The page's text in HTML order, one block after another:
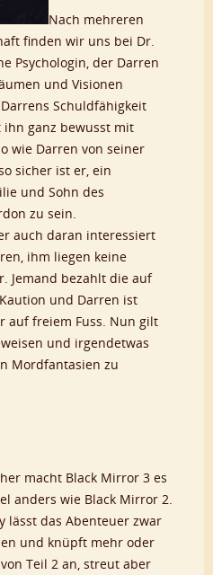
Nach mehreren
finden wir uns bei Dr.
Psychologin, der Darren
und Visionen
Schuldfähigkeit
ganz bewusst mit
wie Darren von seiner
sicher ist er, ein
und Sohn des
zu sein.
auch daran interessiert
ihm liegen keine
Jemand bezahlt die auf
und Darren ist
auf freiem Fuss. Nun gilt
und irgendetwas
Mordfantasien zu
macht Black Mirror 3 es
anders wie Black Mirror 2.
lässt das Abenteuer zwar
und knüpft mehr oder
Teil 2 an, streut aber